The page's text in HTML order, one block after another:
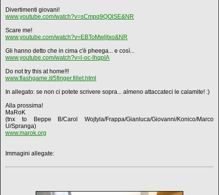
Divertimenti giovani!
www.youtube.com/watch?v=sCmpq9QOlSE&NR
Scare me!
www.youtube.com/watch?v=EBToMwljtxo&NR
Gli hanno detto che in cima c'è pheega... e così...
www.youtube.com/watch?v=l-oc-lhqpIA
Do not try this at home!!!
www.flashgame.it/5finger.fillet.html
In allegato: se non ci potete scrivere sopra... almeno attaccateci le calamite! :)
Alla prossima!
MaRoK
(tnx to Beppe B/Carol Wojtyla/Frappa/Gianluca/Giovanni/Konico/Marco
U/Spranga)
www.marok.org
Immagini allegate: